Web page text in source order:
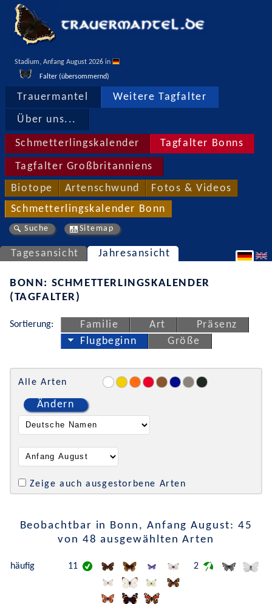
Stadium, Anfang August 2026 in
Falter (übersommernd)
Trauermantel Weitere Tagfalter
Über uns...
Schmetterlingskalender Tagfalter Bonns
Tagfalter Großbritanniens
Biotope Artenschwund Fotos & Videos
Schmetterlingskalender Bonn
Suche Sitemap
Tagesansicht Jahresansicht
BONN: SCHMETTERLINGSKALENDER
(TAGFALTER)
Sortierung: Familie Art
Präsenz
Flugbeginn
Größe
Alle Arten
Ändern
Zeige auch ausgestorbene Arten
Beobachtbar in Bonn, Anfang August: 45
von 48 ausgewählten Arten
häufig 11 2